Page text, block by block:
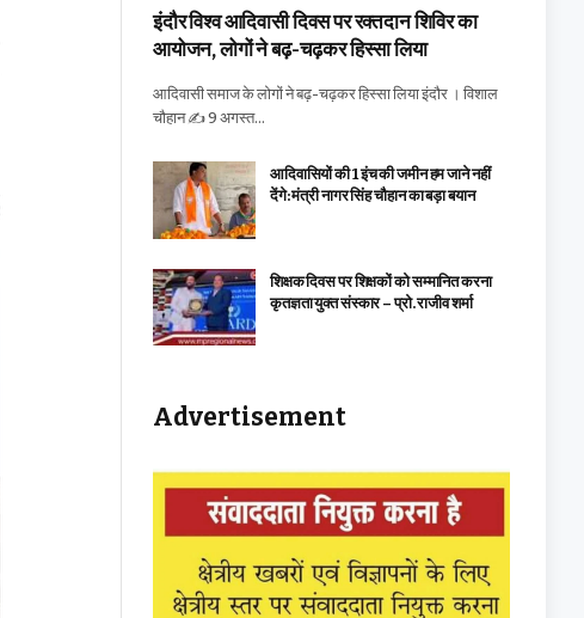
इंदौर विश्व आदिवासी दिवस पर रक्तदान शिविर का
आयोजन, लोगों ने बढ़-चढ़कर हिस्सा लिया
आदिवासी समाज के लोगों ने बढ़-चढ़कर हिस्सा लिया इंदौर । विशाल
चौहान ✍️ 9 अगस्त…
आदिवासियों की 1 इंच की जमीन हम जाने नहीं
देंगे: मंत्री नागर सिंह चौहान का बड़ा बयान
शिक्षक दिवस पर शिक्षकों को सम्मानित करना
कृतज्ञता युक्त संस्कार – प्रो. राजीव शर्मा
Advertisement